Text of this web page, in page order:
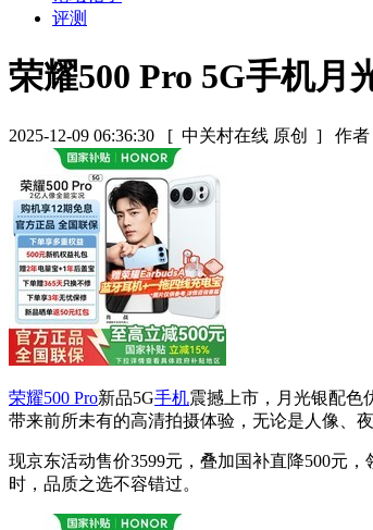
评测
荣耀500 Pro 5G手机月
2025-12-09 06:36:30 [ 中关村在线 原创 ] 作
荣耀500 Pro新品5G手机震撼上市，月光银配色
带来前所未有的高清拍摄体验，无论是人像、
现京东活动售价3599元，叠加国补直降500元
时，品质之选不容错过。